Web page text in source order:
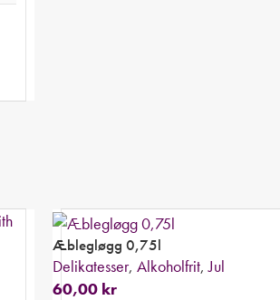
Æblegløgg 0,75l
Delikatesser, Alkoholfrit, Jul
60,00 kr